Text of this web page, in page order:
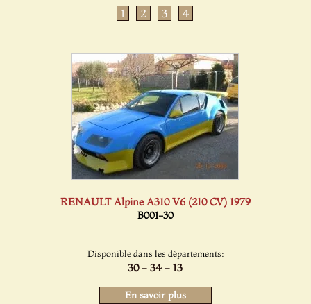
1 2 3 4
RENAULT Alpine A310 V6 (210 CV) 1979
B001-30
Disponible dans les départements:
30 - 34 - 13
En savoir plus